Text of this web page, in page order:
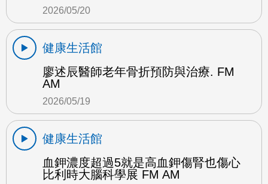
2026/05/20
健康生活館
廖述辰醫師老年骨折預防與治療. FM
AM
2026/05/19
健康生活館
血鉀濃度超過5就是高血鉀傷腎也傷心
比利時大腦科學展 FM AM